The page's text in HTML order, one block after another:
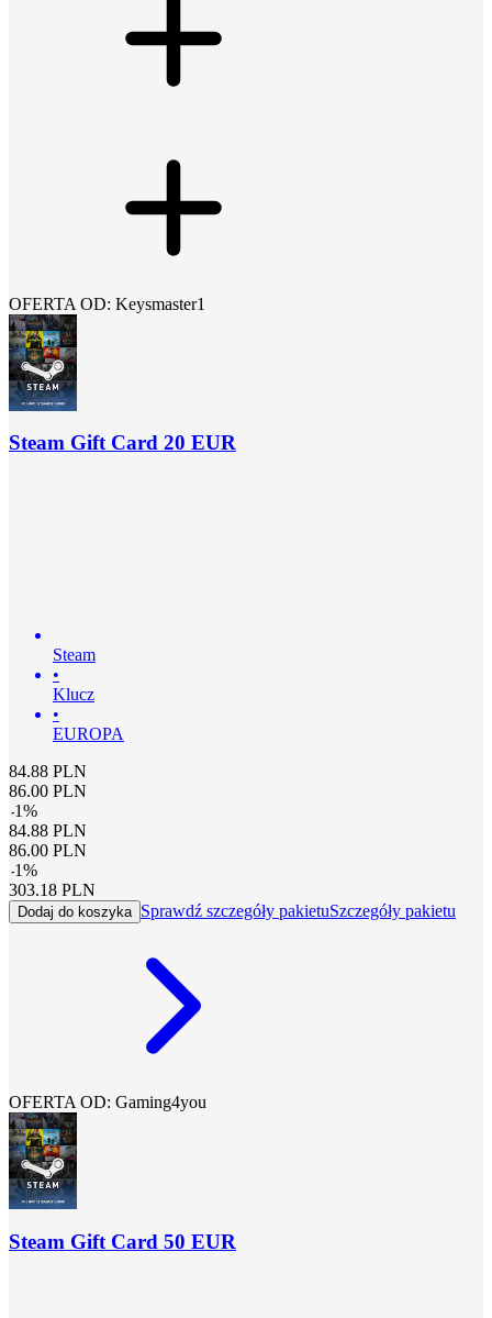
OFERTA OD: Keysmaster1
Steam Gift Card 20 EUR
Steam
•
Klucz
•
EUROPA
84.88 PLN
86.00 PLN
-1%
84.88 PLN
86.00 PLN
-1%
303.18 PLN
Dodaj do koszyka Sprawdź szczegóły pakietuSzczegóły pakietu
OFERTA OD: Gaming4you
Steam Gift Card 50 EUR